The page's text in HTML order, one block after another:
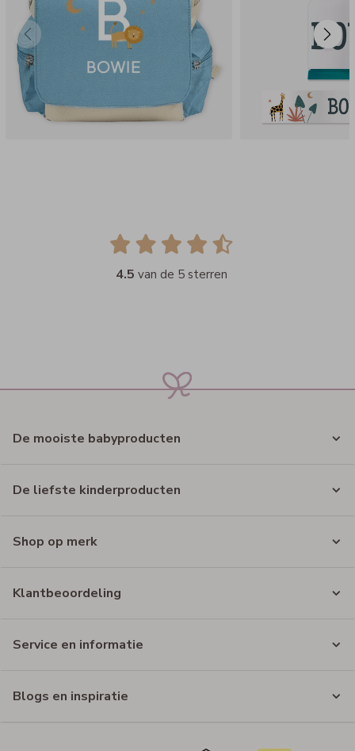
4.5 van de 5 sterren
De mooiste babyproducten
De liefste kinderproducten
Shop op merk
Klantbeoordeling
Service en informatie
Blogs en inspiratie